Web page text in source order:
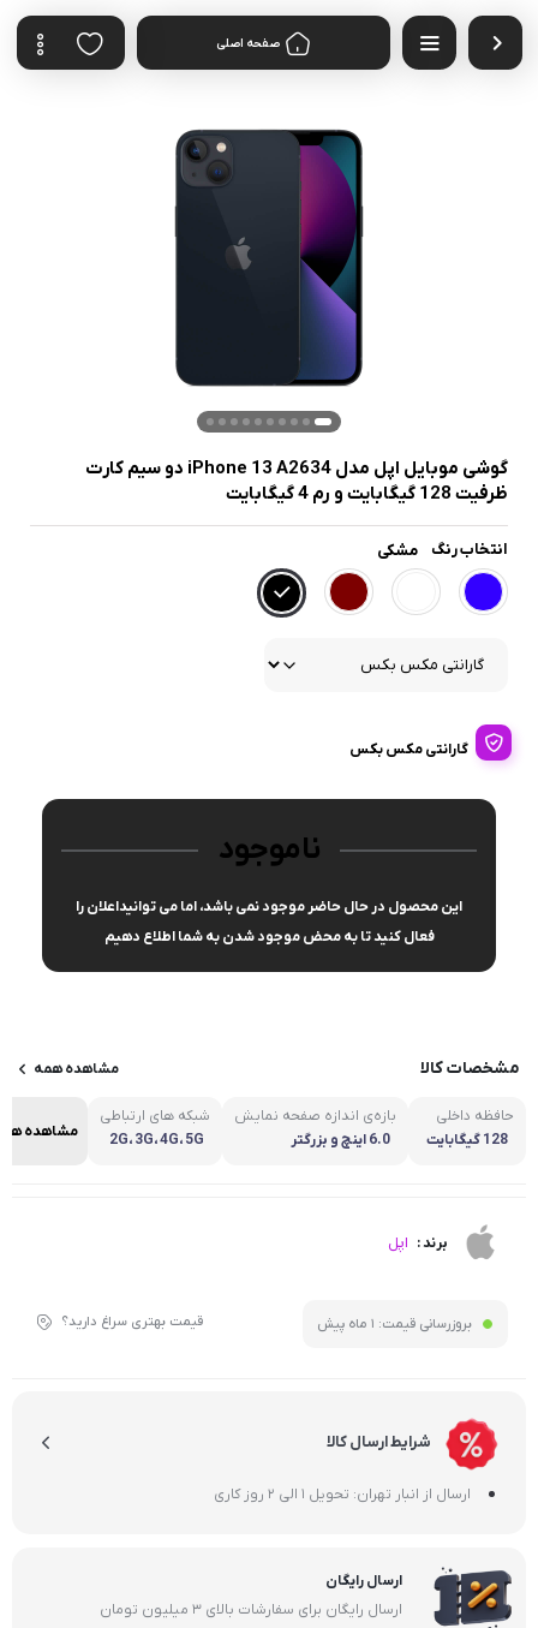
صفحه اصلی
گوشی موبایل اپل مدل iPhone 13 A2634 دو سیم‌ کارت
ظرفیت 128 گیگابایت و رم 4 گیگابایت
انتخاب رنگ مشکی
گارانتی مکس بکس
ناموجود
این محصول در حال حاضر موجود نمی باشد، اما می توانیداعلان را
فعال کنید تا به محض موجود شدن به شما اطلاع دهیم
مشخصات کالا مشاهده همه
حافظه داخلی
128 گیگابایت
بازه‌ی اندازه صفحه نمایش
6.0 اینچ و بزرگتر
شبکه های ارتباطی
2G، 3G، 4G، 5G
مشاهده
برند : اپل
بروزرسانی قیمت: 1 ماه پیش قیمت بهتری سراغ دارید؟
شرایط ارسال کالا
ارسال از انبار تهران: تحویل 1 الی 2 روز کاری
ارسال رایگان
ارسال رایگان برای سفارشات بالای 3 میلیون تومان